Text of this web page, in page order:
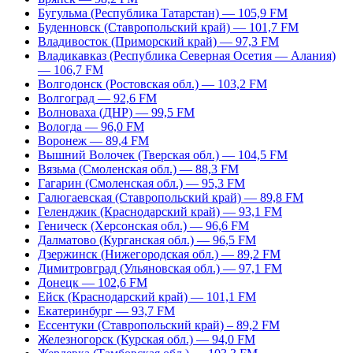
Бугульма (Республика Татарстан) — 105,9 FM
Буденновск (Ставропольский край) — 101,7 FM
Владивосток (Приморский край) — 97,3 FM
Владикавказ (Республика Северная Осетия — Алания)
— 106,7 FM
Волгодонск (Ростовская обл.) — 103,2 FM
Волгоград — 92,6 FM
Волноваха (ДНР) — 99,5 FM
Вологда — 96,0 FM
Воронеж — 89,4 FM
Вышний Волочек (Тверская обл.) — 104,5 FM
Вязьма (Смоленская обл.) — 88,3 FM
Гагарин (Смоленская обл.) — 95,3 FM
Галюгаевская (Ставропольский край) — 89,8 FM
Геленджик (Краснодарский край) — 93,1 FM
Геническ (Херсонская обл.) — 96,6 FM
Далматово (Курганская обл.) — 96,5 FM
Дзержинск (Нижегородская обл.) — 89,2 FM
Димитровград (Ульяновская обл.) — 97,1 FM
Донецк — 102,6 FM
Ейск (Краснодарский край) — 101,1 FM
Екатеринбург — 93,7 FM
Ессентуки (Ставропольский край) – 89,2 FM
Железногорск (Курская обл.) — 94,0 FM